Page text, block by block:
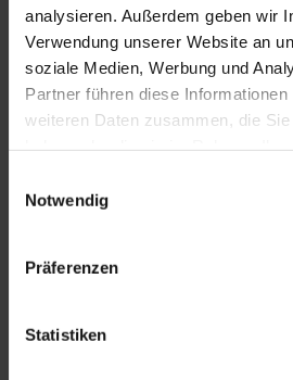
analysieren. Außerdem geben wir
Verwendung unserer Website an
soziale Medien, Werbung und
Partner führen diese
weiteren Daten zusammen, die
Cookies, wenn Sie unsere
Notwendig
Präferenzen
Statistiken
KONTAKT
Eschenauer & Partner
Akademiestraße 1, 69117
Mail:info@eschenauer-partner.de